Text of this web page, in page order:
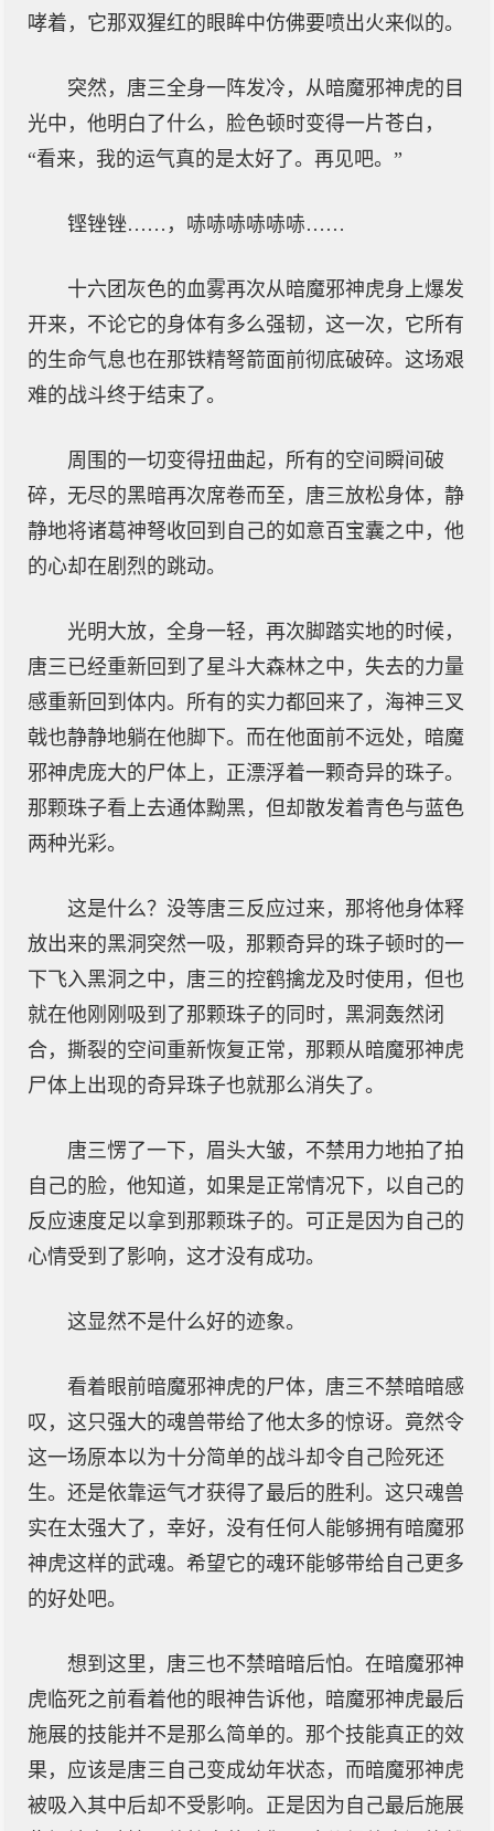
哮着，它那双猩红的眼眸中仿佛要喷出火来似的。
突然，唐三全身一阵发冷，从暗魔邪神虎的目
光中，他明白了什么，脸色顿时变得一片苍白，
“看来，我的运气真的是太好了。再见吧。”
铿锉锉……，哧哧哧哧哧哧……
十六团灰色的血雾再次从暗魔邪神虎身上爆发
开来，不论它的身体有多么强韧，这一次，它所有
的生命气息也在那铁精弩箭面前彻底破碎。这场艰
难的战斗终于结束了。
周围的一切变得扭曲起，所有的空间瞬间破
碎，无尽的黑暗再次席卷而至，唐三放松身体，静
静地将诸葛神弩收回到自己的如意百宝囊之中，他
的心却在剧烈的跳动。
光明大放，全身一轻，再次脚踏实地的时候，
唐三已经重新回到了星斗大森林之中，失去的力量
感重新回到体内。所有的实力都回来了，海神三叉
戟也静静地躺在他脚下。而在他面前不远处，暗魔
邪神虎庞大的尸体上，正漂浮着一颗奇异的珠子。
那颗珠子看上去通体黝黑，但却散发着青色与蓝色
两种光彩。
这是什么？没等唐三反应过来，那将他身体释
放出来的黑洞突然一吸，那颗奇异的珠子顿时的一
下飞入黑洞之中，唐三的控鹤擒龙及时使用，但也
就在他刚刚吸到了那颗珠子的同时，黑洞轰然闭
合，撕裂的空间重新恢复正常，那颗从暗魔邪神虎
尸体上出现的奇异珠子也就那么消失了。
唐三愣了一下，眉头大皱，不禁用力地拍了拍
自己的脸，他知道，如果是正常情况下，以自己的
反应速度足以拿到那颗珠子的。可正是因为自己的
心情受到了影响，这才没有成功。
这显然不是什么好的迹象。
看着眼前暗魔邪神虎的尸体，唐三不禁暗暗感
叹，这只强大的魂兽带给了他太多的惊讶。竟然令
这一场原本以为十分简单的战斗却令自己险死还
生。还是依靠运气才获得了最后的胜利。这只魂兽
实在太强大了，幸好，没有任何人能够拥有暗魔邪
神虎这样的武魂。希望它的魂环能够带给自己更多
的好处吧。
想到这里，唐三也不禁暗暗后怕。在暗魔邪神
虎临死之前看着他的眼神告诉他，暗魔邪神虎最后
施展的技能并不是那么简单的。那个技能真正的效
果，应该是唐三自己变成幼年状态，而暗魔邪神虎
被吸入其中后却不受影响。正是因为自己最后施展